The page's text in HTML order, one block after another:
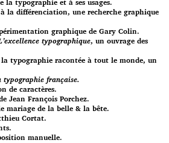
la typographie et à ses usages.
la différenciation, une recherche graphique
graphique de Gary Colin.
typographique, un ouvrage des
typographie racontée à tout le monde, un
française.
de caractères.
Jean François Porchez.
mariage de la belle & la bête.
Cortat.
manuelle.